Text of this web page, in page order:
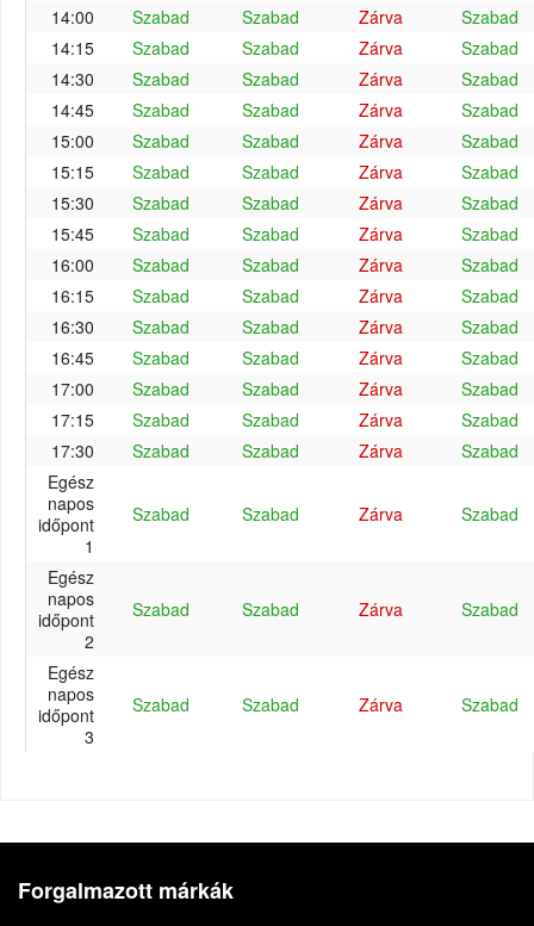
14:00
Szabad Szabad Zárva
Szabad
14:15
Szabad Szabad Zárva
Szabad
14:30
Szabad Szabad Zárva
Szabad
14:45
Szabad Szabad Zárva
Szabad
15:00
Szabad Szabad Zárva
Szabad
15:15
Szabad Szabad Zárva
Szabad
15:30
Szabad Szabad Zárva
Szabad
15:45
Szabad Szabad Zárva
Szabad
16:00
Szabad Szabad Zárva
Szabad
16:15
Szabad Szabad Zárva
Szabad
16:30
Szabad Szabad Zárva
Szabad
16:45
Szabad Szabad Zárva
Szabad
17:00
Szabad Szabad Zárva
Szabad
17:15
Szabad Szabad Zárva
Szabad
17:30
Szabad Szabad Zárva
Szabad
Egész
napos
időpont
1
Szabad Szabad Zárva Szabad
Egész
napos
időpont
2
Szabad Szabad Zárva Szabad
Egész
napos
időpont
3
Szabad Szabad Zárva Szabad
Forgalmazott márkák